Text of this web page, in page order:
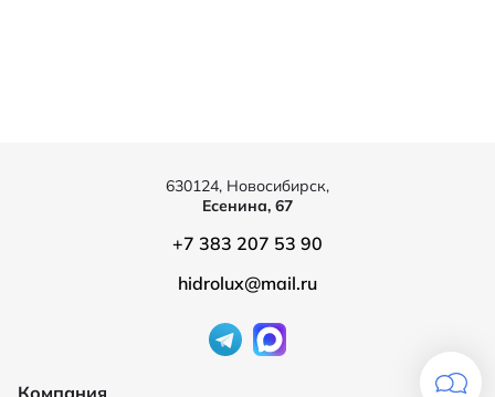
Компания
630124, Новосибирск,
Есенина, 67
+7 383 207 53 90
hidrolux@mail.ru